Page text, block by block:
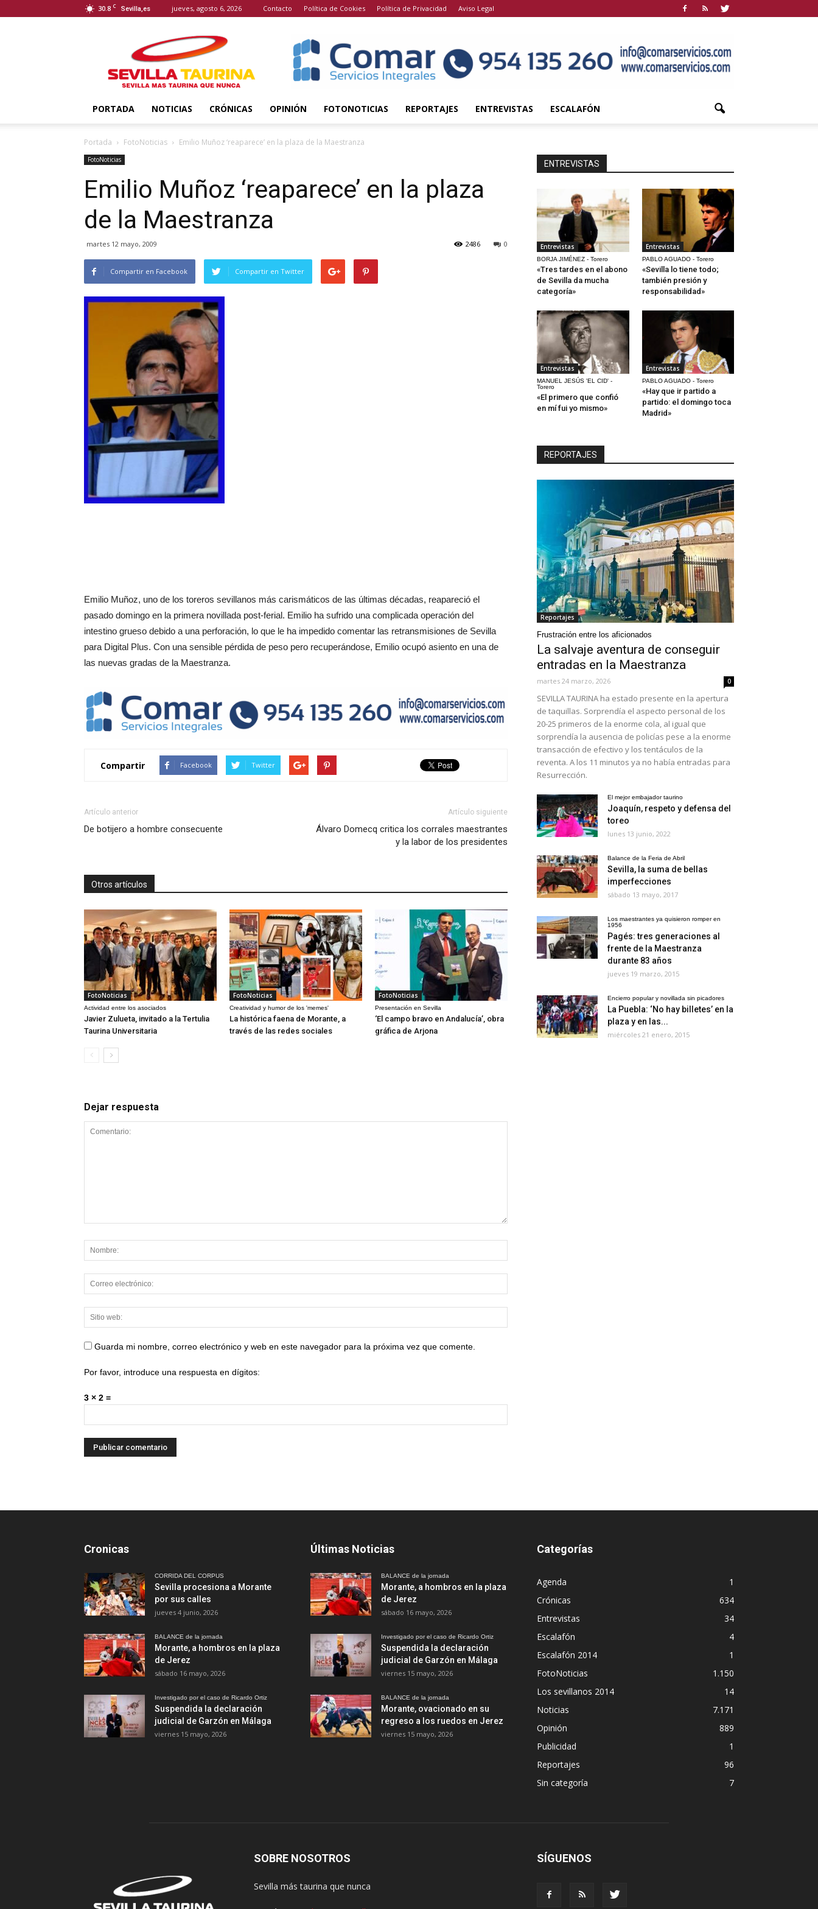
30.8 C Sevilla,es jueves, agosto 6, 2026 Contacto Política de Cookies Política de Privacidad Aviso Legal
Taurina
PORTADA NOTICIAS CRÓNICAS OPINIÓN FOTONOTICIAS REPORTAJES ENTREVISTAS ESCALAFÓN
Portada FotoNoticias Emilio Muñoz ‘reaparece’ en la plaza de la Maestranza
FotoNoticias
Emilio Muñoz ‘reaparece’ en la plaza
de la Maestranza
martes 12 mayo, 2009 0
2486
Compartir en Facebook Compartir en Twitter
Emilio Muñoz, uno de los toreros sevillanos más carismáticos de las últimas décadas, reapareció el
pasado domingo en la primera novillada post-ferial. Emilio ha sufrido una complicada operación del
intestino grueso debido a una perforación, lo que le ha impedido comentar las retransmisiones de Sevilla
para Digital Plus. Con una sensible pérdida de peso pero recuperándose, Emilio ocupó asiento en una de
las nuevas gradas de la Maestranza.
Compartir Facebook Twitter
Artículo anterior
De botijero a hombre consecuente
Artículo siguiente
Álvaro Domecq critica los corrales maestrantes
y la labor de los presidentes
Otros artículos
FotoNoticias
Actividad entre los asociados
Javier Zulueta, invitado a la Tertulia
Taurina Universitaria
FotoNoticias
Creatividad y humor de los 'memes'
La histórica faena de Morante, a
través de las redes sociales
FotoNoticias
Presentación en Sevilla
‘El campo bravo en Andalucía’, obra
gráfica de Arjona
Dejar respuesta
Guarda mi nombre, correo electrónico y web en este navegador para la próxima vez que comente.
Por favor, introduce una respuesta en dígitos:
3 × 2 =
ENTREVISTAS
Entrevistas
BORJA JIMÉNEZ - Torero
«Tres tardes en el abono
de Sevilla da mucha
categoría»
Entrevistas
PABLO AGUADO - Torero
«Sevilla lo tiene todo;
también presión y
responsabilidad»
Entrevistas
MANUEL JESÚS 'EL CID' -
Torero
«El primero que confió
en mí fui yo mismo»
Entrevistas
PABLO AGUADO - Torero
«Hay que ir partido a
partido: el domingo toca
Madrid»
REPORTAJES
Reportajes
Frustración entre los aficionados
La salvaje aventura de conseguir
entradas en la Maestranza
martes 24 marzo, 2026 0
SEVILLA TAURINA ha estado presente en la apertura
de taquillas. Sorprendía el aspecto personal de los
20-25 primeros de la enorme cola, al igual que
sorprendía la ausencia de policías pese a la enorme
transacción de efectivo y los tentáculos de la
reventa. A los 11 minutos ya no había entradas para
Resurrección.
El mejor embajador taurino
Joaquín, respeto y defensa del
toreo
lunes 13 junio, 2022
Balance de la Feria de Abril
Sevilla, la suma de bellas
imperfecciones
sábado 13 mayo, 2017
Los maestrantes ya quisieron romper en
1956
Pagés: tres generaciones al
frente de la Maestranza
durante 83 años
jueves 19 marzo, 2015
Encierro popular y novillada sin picadores
La Puebla: ‘No hay billetes’ en la
plaza y en las...
miércoles 21 enero, 2015
Cronicas
CORRIDA DEL CORPUS
Sevilla procesiona a Morante
por sus calles
jueves 4 junio, 2026
BALANCE de la jornada
Morante, a hombros en la plaza
de Jerez
sábado 16 mayo, 2026
Investigado por el caso de Ricardo Ortiz
Suspendida la declaración
judicial de Garzón en Málaga
viernes 15 mayo, 2026
Últimas Noticias
BALANCE de la jornada
Morante, a hombros en la plaza
de Jerez
sábado 16 mayo, 2026
Investigado por el caso de Ricardo Ortiz
Suspendida la declaración
judicial de Garzón en Málaga
viernes 15 mayo, 2026
BALANCE de la jornada
Morante, ovacionado en su
regreso a los ruedos en Jerez
viernes 15 mayo, 2026
Categorías
Agenda
1
Crónicas
634
Entrevistas
34
Escalafón
4
Escalafón 2014
1
FotoNoticias
1.150
Los sevillanos 2014
14
Noticias
7.171
Opinión
889
Publicidad
1
Reportajes
96
Sin categoría
7
SOBRE NOSOTROS
Sevilla más taurina que nunca
SÍGUENOS